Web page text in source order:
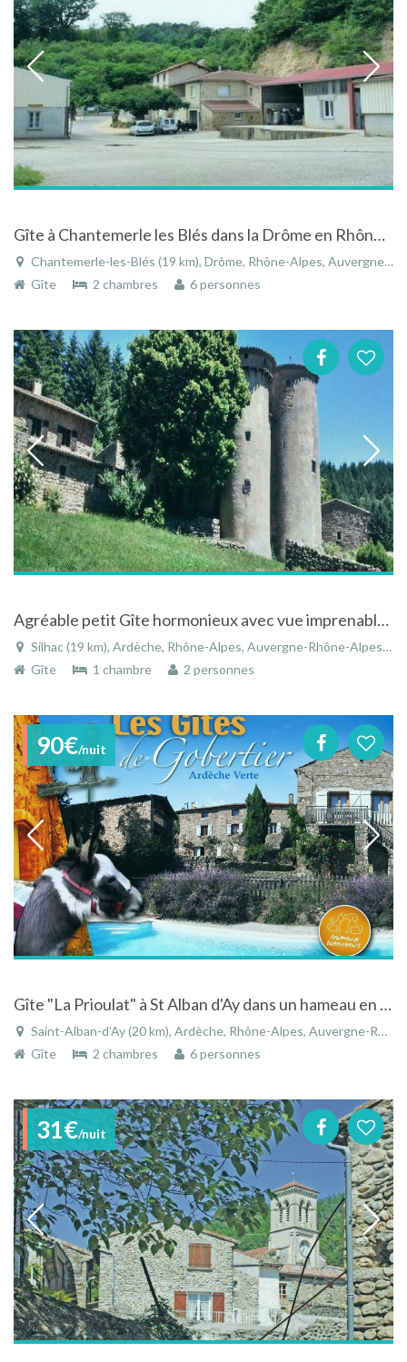
Gîte à Chantemerle les Blés dans la Drôme en Rhône-Alpes avec piscine chauffée
Chantemerle-les-Blés (19 km), Drôme, Rhône-Alpes, Auvergne-Rhône-Alpes, France
Gîte
2 chambres 6 personnes
Agréable petit Gîte hormonieux avec vue imprenable situé au calme à Silhac dans le Rhône-Alpes
Silhac (19 km), Ardèche, Rhône-Alpes, Auvergne-Rhône-Alpes, France
Gîte
1 chambre 2 personnes
90€/nuit
Gîte "La Prioulat" à St Alban d'Ay dans un hameau en Ardèche Verte - Piscine, balades, calme et détente
Saint-Alban-d'Ay (20 km), Ardèche, Rhône-Alpes, Auvergne-Rhône-Alpes, France
Gîte
2 chambres 6 personnes
31€/nuit